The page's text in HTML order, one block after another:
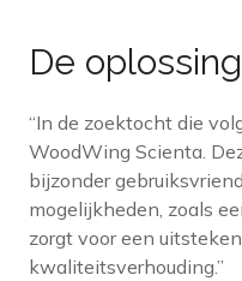
De oplossing
“In de zoektocht die
WoodWing Scienta.
bijzonder
mogelijkheden, zoals
zorgt voor een
kwaliteitsverhouding.”